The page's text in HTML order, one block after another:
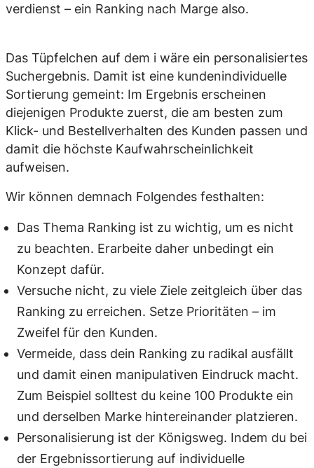
verdienst – ein Ranking nach Marge also.
Das Tüpfelchen auf dem i wäre ein personalisiertes
Suchergebnis. Damit ist eine kundenindividuelle
Sortierung gemeint: Im Ergebnis erscheinen
diejenigen Produkte zuerst, die am besten zum
Klick- und Bestellverhalten des Kunden passen und
damit die höchste Kaufwahrscheinlichkeit
aufweisen.
Wir können demnach Folgendes festhalten:
Das Thema Ranking ist zu wichtig, um es nicht
zu beachten. Erarbeite daher unbedingt ein
Konzept dafür.
Versuche nicht, zu viele Ziele zeitgleich über das
Ranking zu erreichen. Setze Prioritäten – im
Zweifel für den Kunden.
Vermeide, dass dein Ranking zu radikal ausfällt
und damit einen manipulativen Eindruck macht.
Zum Beispiel solltest du keine 100 Produkte ein
und derselben Marke hintereinander platzieren.
Personalisierung ist der Königsweg. Indem du bei
der Ergebnissortierung auf individuelle